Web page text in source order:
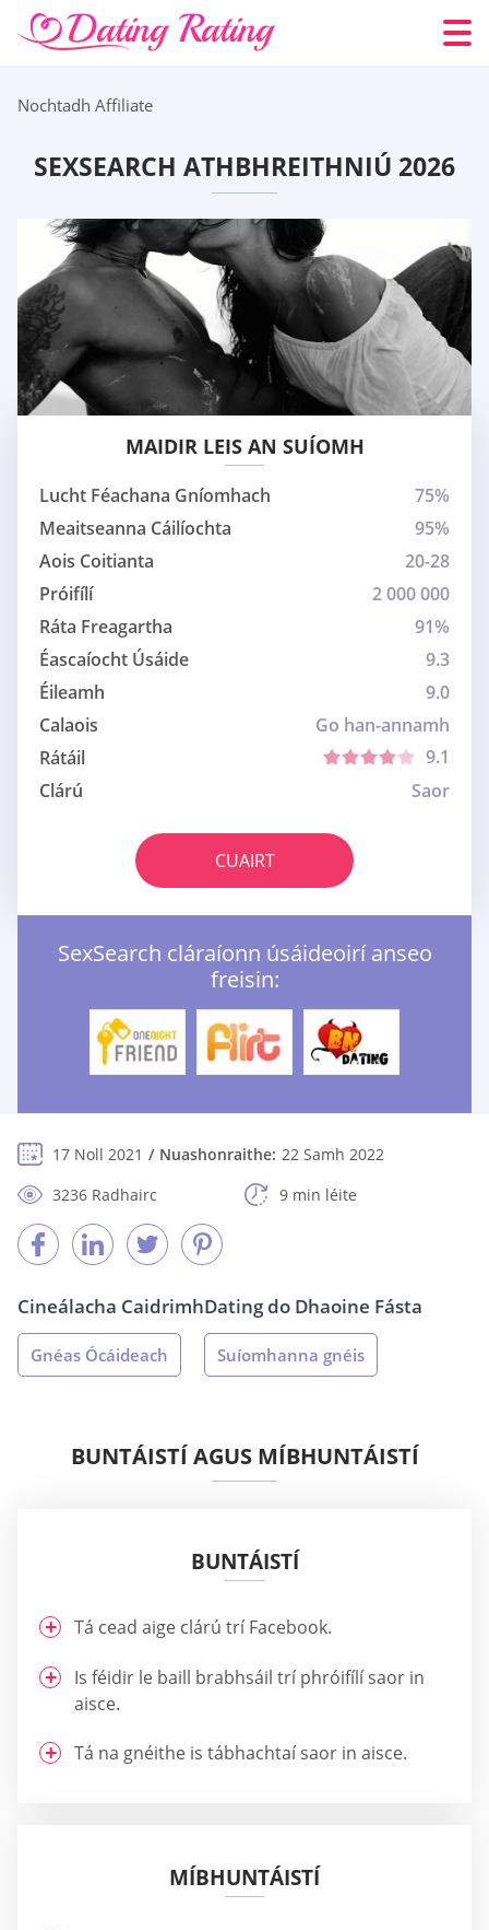
Nochtadh Affiliate
SEXSEARCH ATHBHREITHNIÚ 2026
MAIDIR LEIS AN SUÍOMH
Lucht Féachana Gníomhach
75%
Meaitseanna Cáilíochta
95%
Aois Coitianta
20-28
Próifílí
2 000 000
Ráta Freagartha
91%
Éascaíocht Úsáide
9.3
Éileamh
9.0
Calaois
Go han-annamh
Rátáil
9.1
Clárú
Saor
CUAIRT
SexSearch cláraíonn úsáideoirí anseo
freisin:
17 Noll 2021 Nuashonraithe: 22 Samh 2022
3236 Radhairc
9 min léite
Cineálacha Caidrimh
Gnéas Ócáideach
Dating do Dhaoine Fásta
Suíomhanna gnéis
BUNTÁISTÍ AGUS MÍBHUNTÁISTÍ
BUNTÁISTÍ
Tá cead aige clárú trí Facebook.
Is féidir le baill brabhsáil trí phróifílí saor in
aisce.
Tá na gnéithe is tábhachtaí saor in aisce.
MÍBHUNTÁISTÍ